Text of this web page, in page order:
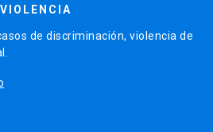
de discriminación, violencia de